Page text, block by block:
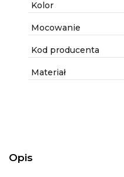
Kolor
Mocowanie
Kod producenta
Materiał
Opis